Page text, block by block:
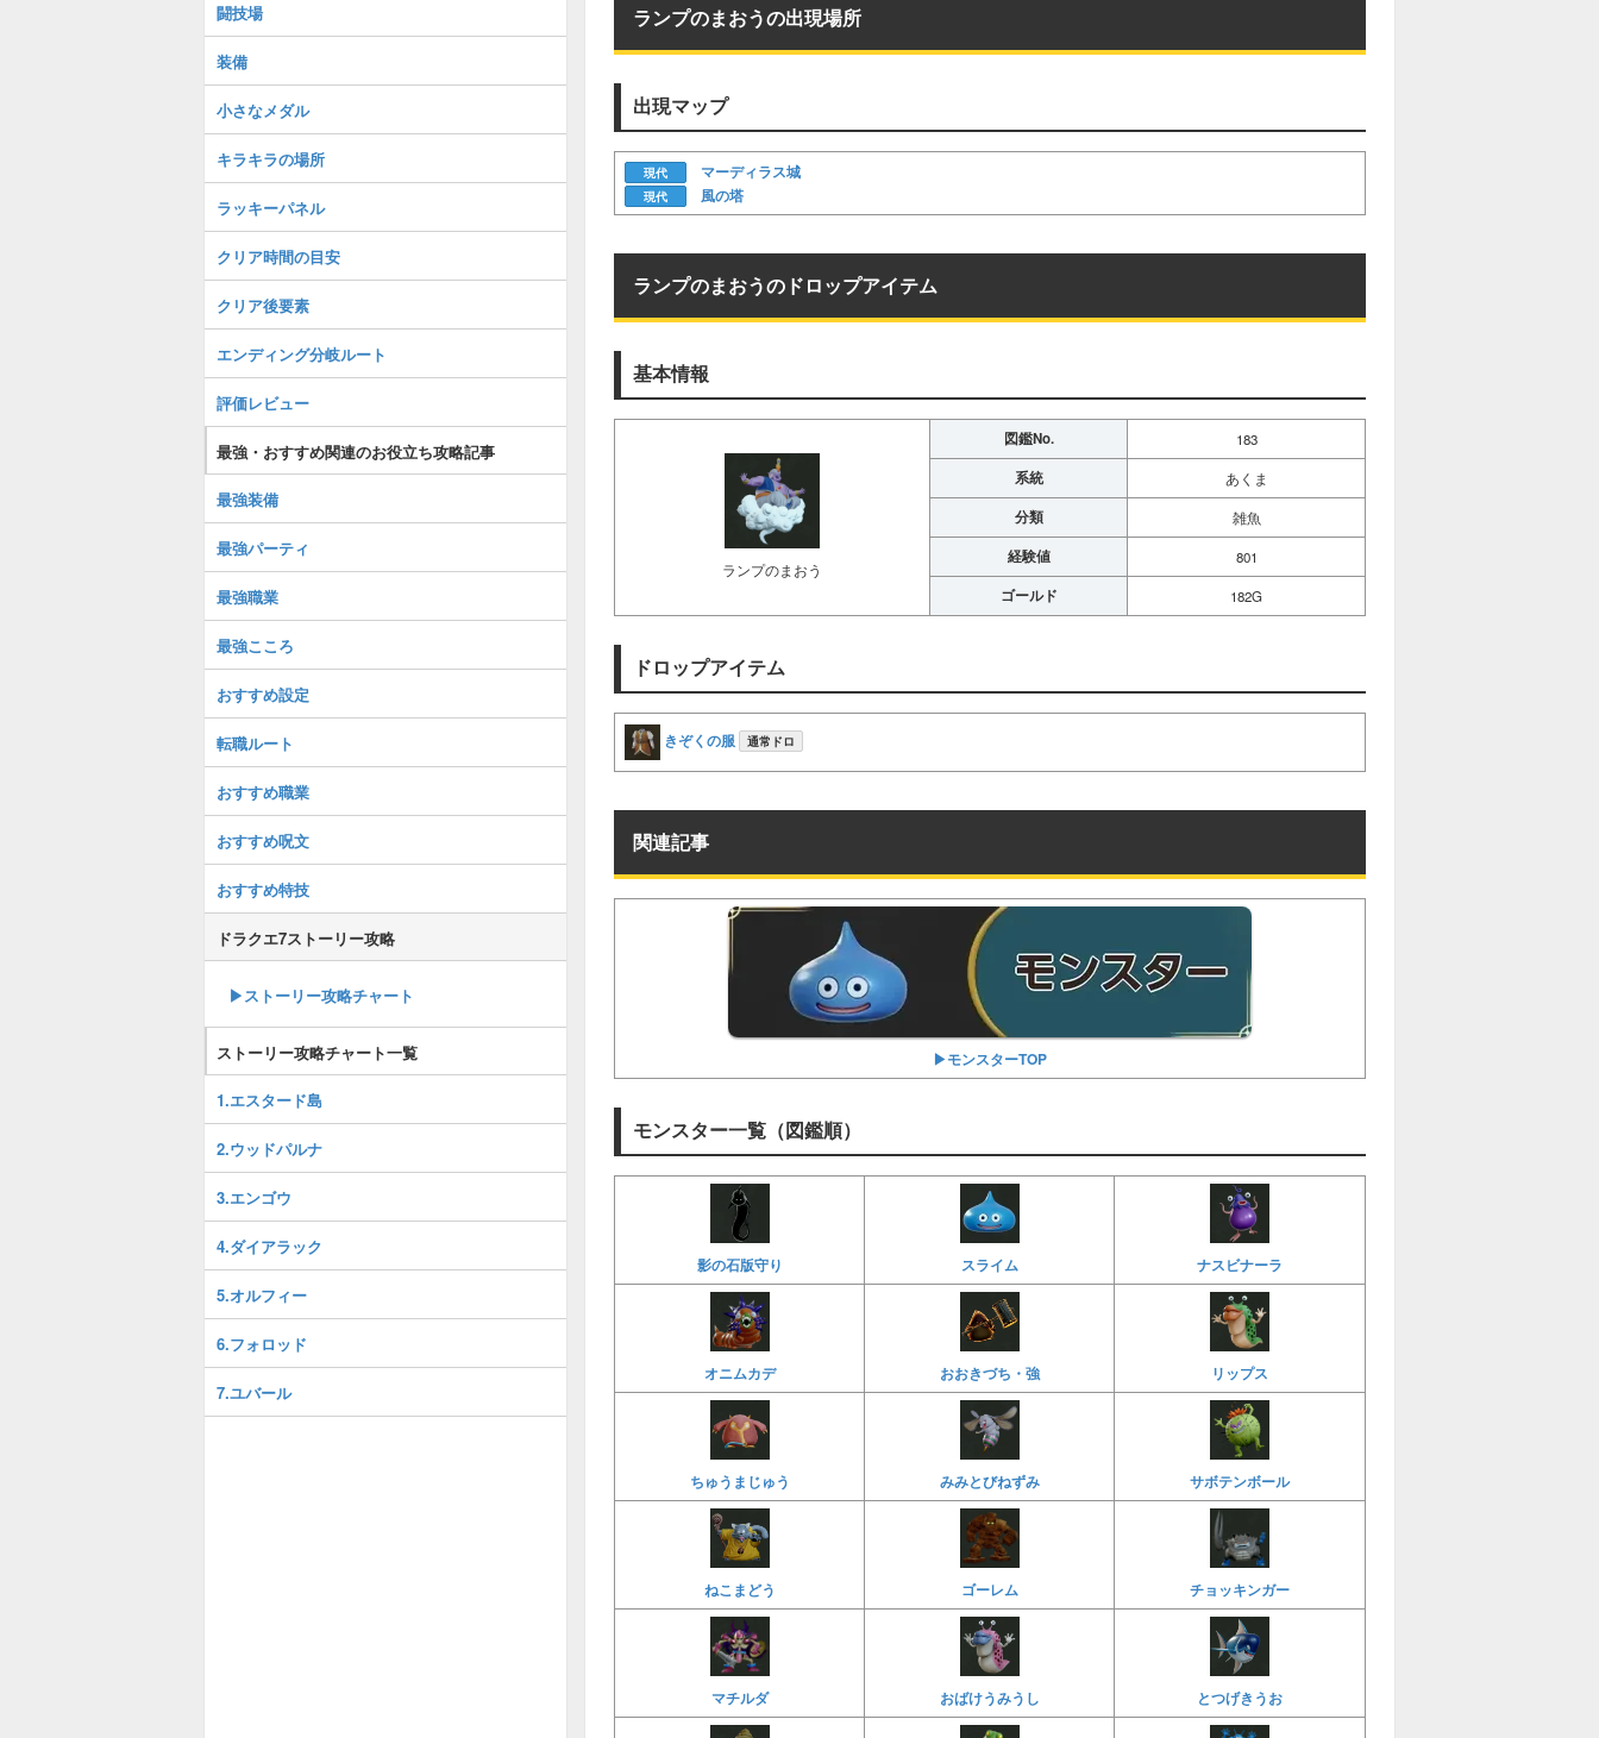
ランプのまおうの出現場所
出現マップ
現代 マーディラス城
現代 風の塔
ランプのまおうのドロップアイテム
基本情報
ランプのまおう
図鑑No. 183
系統 あくま
分類 雑魚
経験値 801
ゴールド 182G
ドロップアイテム
きぞくの服 通常ドロ
関連記事
▶︎モンスターTOP
モンスター一覧（図鑑順）
影の石版守り スライム ナスビナーラ
オニムカデ おおきづち・強 リップス
ちゅうまじゅう みみとびねずみ サボテンボール
ねこまどう ゴーレム チョッキンガー
マチルダ おばけうみうし とつげきうお
闘技場
装備
小さなメダル
キラキラの場所
ラッキーパネル
クリア時間の目安
クリア後要素
エンディング分岐ルート
評価レビュー
最強・おすすめ関連のお役立ち攻略記事
最強装備
最強パーティ
最強職業
最強こころ
おすすめ設定
転職ルート
おすすめ職業
おすすめ呪文
おすすめ特技
ドラクエ7ストーリー攻略
▶ストーリー攻略チャート
ストーリー攻略チャート一覧
1.エスタード島
2.ウッドパルナ
3.エンゴウ
4.ダイアラック
5.オルフィー
6.フォロッド
7.ユバール